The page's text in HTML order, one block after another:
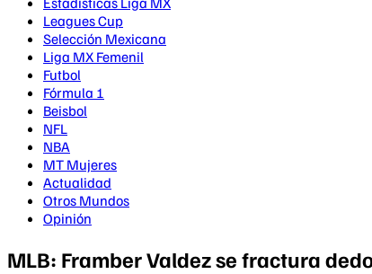
Leagues Cup
Selección Mexicana
Liga MX Femenil
Futbol
Fórmula 1
Beisbol
NFL
NBA
MT Mujeres
Actualidad
Otros Mundos
Opinión
MLB: Framber Valdez se fractura